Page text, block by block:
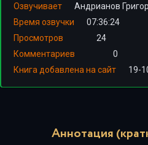
Озвучивает
Андрианов
Время озвучки
07:36:24
Просмотров
24
Комментариев
0
Книга добавлена на сайт
19-
Аннотация